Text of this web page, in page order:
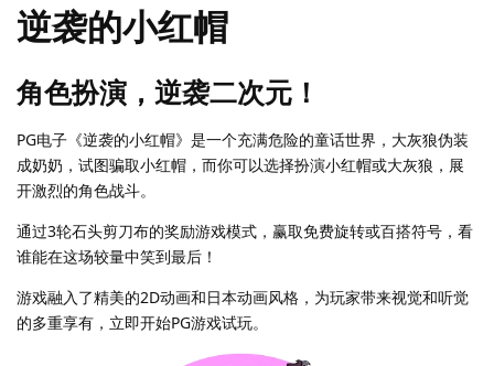
逆袭的小红帽
角色扮演，逆袭二次元！
PG电子《逆袭的小红帽》是一个充满危险的童话世界，大灰狼伪装
成奶奶，试图骗取小红帽，而你可以选择扮演小红帽或大灰狼，展
开激烈的角色战斗。
通过3轮石头剪刀布的奖励游戏模式，赢取免费旋转或百搭符号，看
谁能在这场较量中笑到最后！
游戏融入了精美的2D动画和日本动画风格，为玩家带来视觉和听觉
的多重享有，立即开始PG游戏试玩。